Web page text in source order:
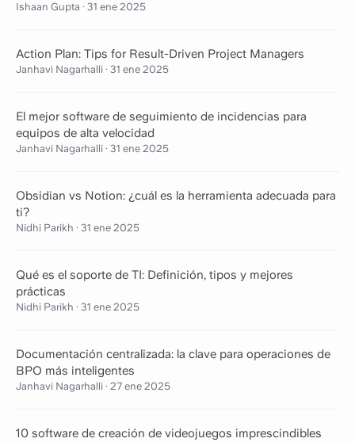
Ishaan Gupta · 31 ene 2025
Action Plan: Tips for Result-Driven Project Managers
Janhavi Nagarhalli · 31 ene 2025
El mejor software de seguimiento de incidencias para
equipos de alta velocidad
Janhavi Nagarhalli · 31 ene 2025
Obsidian vs Notion: ¿cuál es la herramienta adecuada para
ti?
Nidhi Parikh · 31 ene 2025
Qué es el soporte de TI: Definición, tipos y mejores
prácticas
Nidhi Parikh · 31 ene 2025
Documentación centralizada: la clave para operaciones de
BPO más inteligentes
Janhavi Nagarhalli · 27 ene 2025
10 software de creación de videojuegos imprescindibles